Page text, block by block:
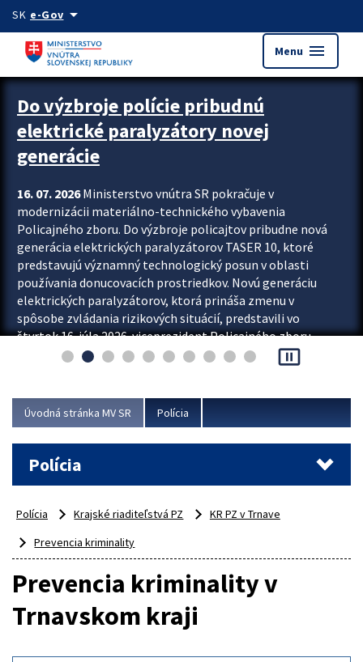
Preskocit na hlavný obsah
SK e-Govarrow_drop_down
Menu menu
Zastavit automatický posun upútavok
Do výzbroje polície pribudnú
elektrické paralyzátory novej
generácie
16. 07. 2026Ministerstvo vnútra SR pokračuje v
modernizácii materiálno-technického vybavenia
Policajného zboru. Do výzbroje policajtov pribudne nová
generácia elektrických paralyzátorov TASER 10, ktoré
predstavujú významný technologický posun v oblasti
používania donucovacích prostriedkov. Novú generáciu
elektrických paralyzátorov, ktorá prináša zmenu v
spôsobe zvládania rizikových situácií, predstavili vo
štvrtok 16. júla 2026 viceprezident Policajného zboru
Rastislav Polakovič a riaditeľ odboru výcviku...
pause_presentation
Úvodná stránka MV SR Polícia
Polícia
Polícia Krajské riaditeľstvá PZ
KR PZ v Trnave
Prevencia kriminality
Prevencia kriminality v
Trnavskom kraji